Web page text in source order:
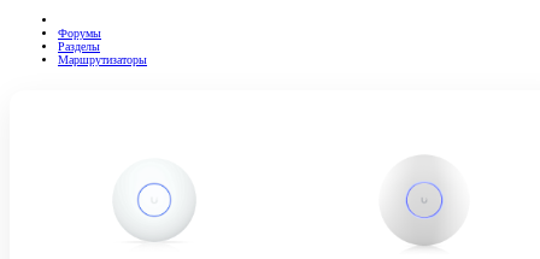
Форумы
Разделы
Маршрутизаторы